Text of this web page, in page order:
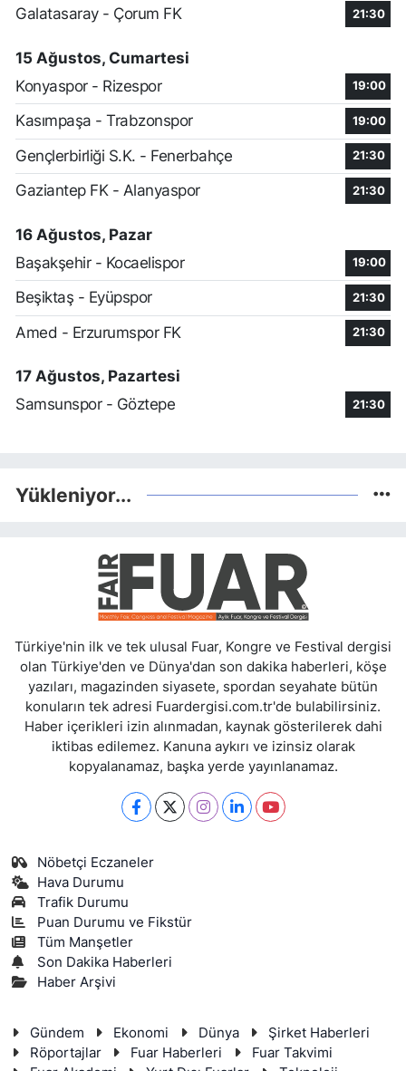
Galatasaray - Çorum FK
21:30
15 Ağustos, Cumartesi
Konyaspor - Rizespor
19:00
Kasımpaşa - Trabzonspor 19:00
Gençlerbirliği S.K. - Fenerbahçe 21:30
Gaziantep FK - Alanyaspor 21:30
16 Ağustos, Pazar
Başakşehir - Kocaelispor
19:00
Beşiktaş - Eyüpspor 21:30
Amed - Erzurumspor FK 21:30
17 Ağustos, Pazartesi
Samsunspor - Göztepe
21:30
Yükleniyor...
Türkiye'nin ilk ve tek ulusal Fuar, Kongre ve Festival dergisi
olan Türkiye'den ve Dünya'dan son dakika haberleri, köşe
yazıları, magazinden siyasete, spordan seyahate bütün
konuların tek adresi Fuardergisi.com.tr'de bulabilirsiniz.
Haber içerikleri izin alınmadan, kaynak gösterilerek dahi
iktibas edilemez. Kanuna aykırı ve izinsiz olarak
kopyalanamaz, başka yerde yayınlanamaz.
Nöbetçi Eczaneler
Hava Durumu
Trafik Durumu
Puan Durumu ve Fikstür
Tüm Manşetler
Son Dakika Haberleri
Haber Arşivi
Gündem Ekonomi Dünya
Şirket Haberleri
Röportajlar
Fuar Haberleri
Fuar Takvimi